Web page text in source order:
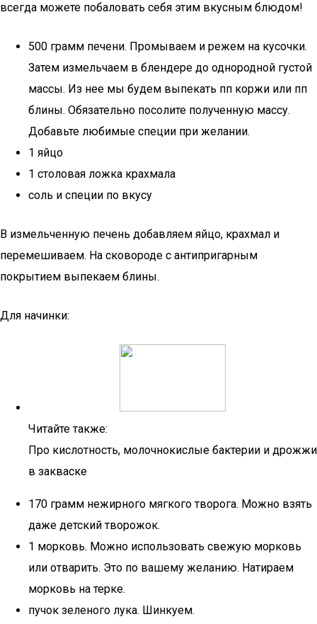
всегда можете побаловать себя этим вкусным блюдом!
500 грамм печени. Промываем и режем на кусочки.
Затем измельчаем в блендере до однородной густой
массы. Из нее мы будем выпекать пп коржи или пп
блины. Обязательно посолите полученную массу.
Добавьте любимые специи при желании.
1 яйцо
1 столовая ложка крахмала
соль и специи по вкусу
В измельченную печень добавляем яйцо, крахмал и
перемешиваем. На сковороде с антипригарным
покрытием выпекаем блины.
Для начинки:
Читайте также:
Про кислотность, молочнокислые бактерии и дрожжи
в закваске
170 грамм нежирного мягкого творога. Можно взять
даже детский творожок.
1 морковь. Можно использовать свежую морковь
или отварить. Это по вашему желанию. Натираем
морковь на терке.
пучок зеленого лука. Шинкуем.